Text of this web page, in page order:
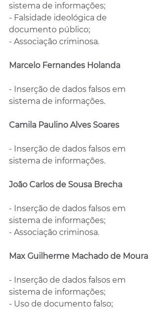
sistema de informações;
- Falsidade ideológica de
documento público;
- Associação criminosa.
Marcelo Fernandes Holanda
- Inserção de dados falsos em
sistema de informações.
Camila Paulino Alves Soares
- Inserção de dados falsos em
sistema de informações.
João Carlos de Sousa Brecha
- Inserção de dados falsos em
sistema de informações;
- Associação criminosa.
Max Guilherme Machado de Moura
- Inserção de dados falsos em
sistema de informações;
- Uso de documento falso;